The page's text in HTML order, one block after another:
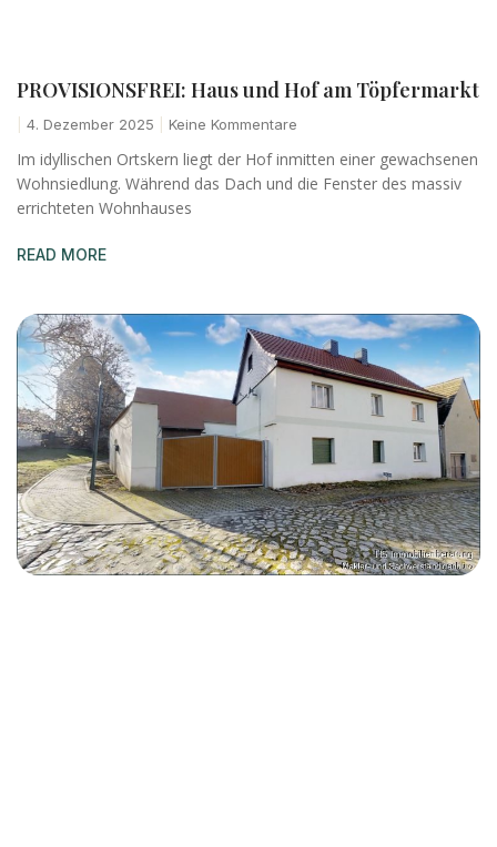
PROVISIONSFREI: Haus und Hof am Töpfermarkt
4. Dezember 2025 Keine Kommentare
Im idyllischen Ortskern liegt der Hof inmitten einer gewachsenen
Wohnsiedlung. Während das Dach und die Fenster des massiv
errichteten Wohnhauses
READ MORE